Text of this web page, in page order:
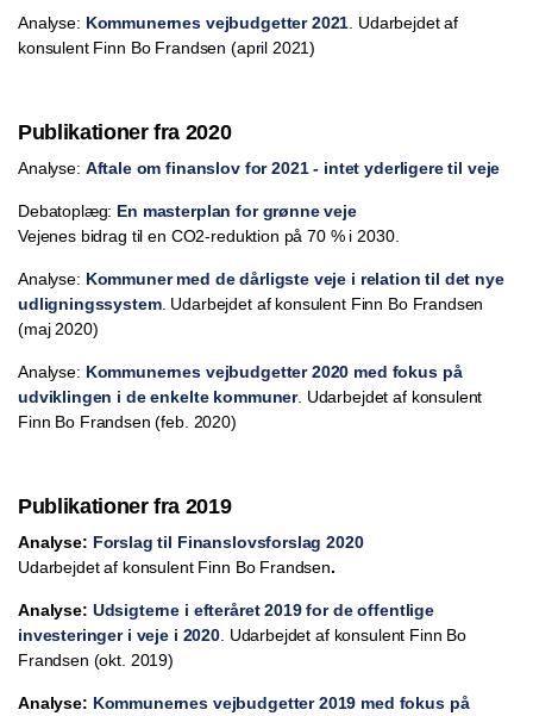
Analyse: Kommunernes vejbudgetter 2021 . Udarbejdet af
konsulent Finn Bo Frandsen (april 2021)
Publikationer fra 2020
Analyse: Aftale om finanslov for 2021 - intet yderligere til veje
Debatoplæg: En masterplan for grønne veje
Vejenes bidrag til en CO2-reduktion på 70 % i 2030.
Analyse: Kommuner med de dårligste veje i relation til det nye
udligningssystem. Udarbejdet af konsulent Finn Bo Frandsen
(maj 2020)
Analyse: Kommunernes vejbudgetter 2020 med fokus på
udviklingen i de enkelte kommuner. Udarbejdet af konsulent
Finn Bo Frandsen (feb. 2020)
Publikationer fra 2019
Analyse: Forslag til Finanslovsforslag 2020
Udarbejdet af konsulent Finn Bo Frandsen.
Analyse: Udsigterne i efteråret 2019 for de offentlige
investeringer i veje i 2020. Udarbejdet af konsulent Finn Bo
Frandsen (okt. 2019)
Analyse: Kommunernes vejbudgetter 2019 med fokus på